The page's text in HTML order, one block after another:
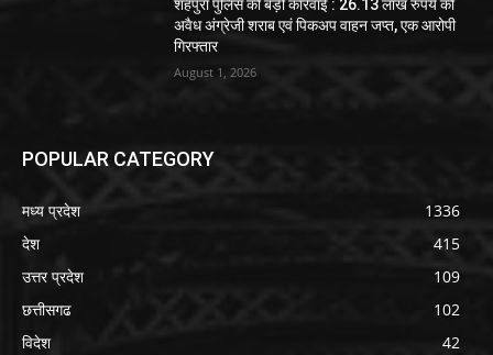
शहपुरा पुलिस की बड़ी कार्रवाई : 26.13 लाख रुपये की
अवैध अंग्रेजी शराब एवं पिकअप वाहन जप्त, एक आरोपी
गिरफ्तार
August 1, 2026
POPULAR CATEGORY
मध्य प्रदेश
1336
देश
415
उत्तर प्रदेश
109
छत्तीसगढ
102
विदेश
42